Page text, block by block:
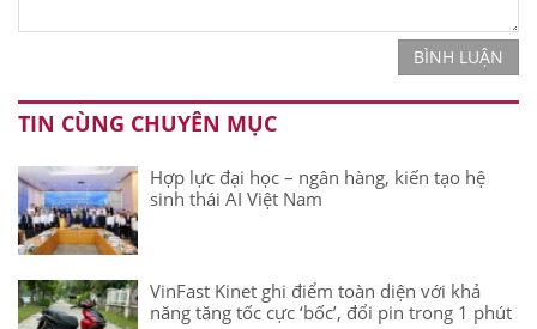
BÌNH LUẬN
TIN CÙNG CHUYÊN MỤC
Hợp lực đại học – ngân hàng, kiến tạo hệ
sinh thái AI Việt Nam
VinFast Kinet ghi điểm toàn diện với khả
năng tăng tốc cực ‘bốc’, đổi pin trong 1 phút